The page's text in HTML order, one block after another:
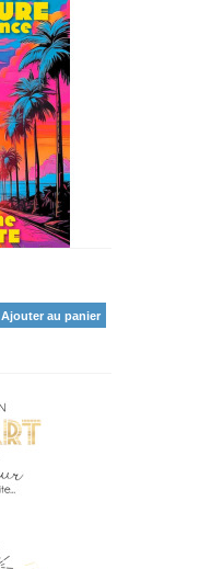
Ajouter au panier